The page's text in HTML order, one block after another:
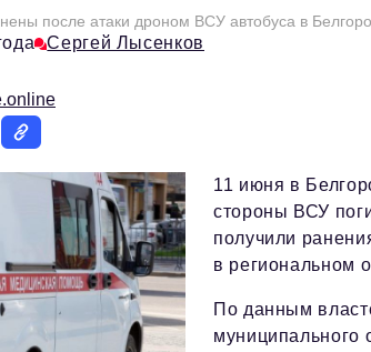
после атаки дроном ВСУ автобуса в
Сергей Лысенков
11 июня в
стороны ВСУ
получили
в региональном
По данным
муниципального